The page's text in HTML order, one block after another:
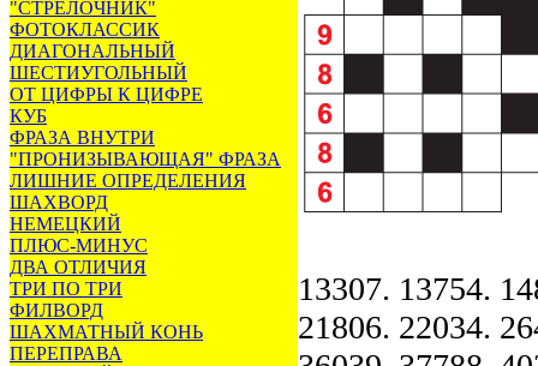
"СТРЕЛОЧНИК"
ФОТОКЛАССИК
ДИАГОНАЛЬНЫЙ
ШЕСТИУГОЛЬНЫЙ
ОТ ЦИФРЫ К ЦИФРЕ
КУБ
ФРАЗА ВНУТРИ
"ПРОНИЗЫВАЮЩАЯ" ФРАЗА
ЛИШНИЕ ОПРЕДЕЛЕНИЯ
ШАХВОРД
НЕМЕЦКИЙ
ПЛЮС-МИНУС
ДВА ОТЛИЧИЯ
ТРИ ПО ТРИ
ФИЛВОРД
ШАХМАТНЫЙ КОНЬ
ПЕРЕПРАВА
13307. 13754.
21806. 22034.